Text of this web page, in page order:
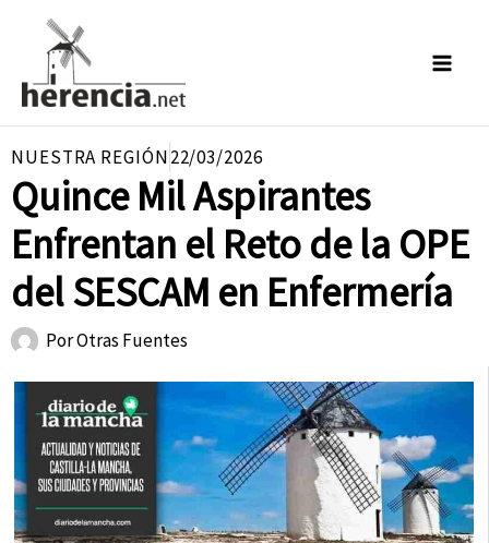
contenido
NUESTRA REGIÓN22/03/2026
Quince Mil Aspirantes
Enfrentan el Reto de la OPE
del SESCAM en Enfermería
PorOtras Fuentes